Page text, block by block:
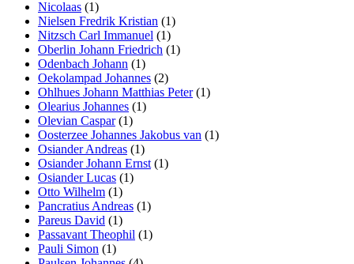
Nicolaas (1)
Nielsen Fredrik Kristian (1)
Nitzsch Carl Immanuel (1)
Oberlin Johann Friedrich (1)
Odenbach Johann (1)
Oekolampad Johannes (2)
Ohlhues Johann Matthias Peter(1)
Olearius Johannes (1)
Olevian Caspar(1)
Oosterzee Johannes Jakobus van (1)
Osiander Andreas (1)
Osiander Johann Ernst (1)
Osiander Lucas (1)
Otto Wilhelm (1)
Pancratius Andreas (1)
Pareus David (1)
Passavant Theophil (1)
Pauli Simon (1)